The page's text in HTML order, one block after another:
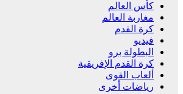
كأس العالم
مغاربة العالم
كرة القدم
فيديو
البطولة برو
كرة القدم الإفريقية
ألعاب القوى
رياضات أخرى